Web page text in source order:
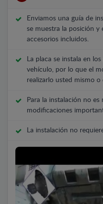
Enviamos una guía de
se muestra la posición y
accesorios incluidos.
La placa se instala en
vehículo, por lo que el
realizarlo usted mismo o
Para la instalación no
modificaciones
La instalación no